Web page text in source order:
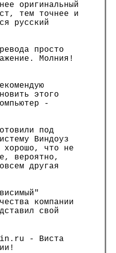
оригинальный
тем точнее и
русский
просто
Молния!
этого
-
под
Виндоуз
что не
вероятно,
другая
компании
свой
- Виста